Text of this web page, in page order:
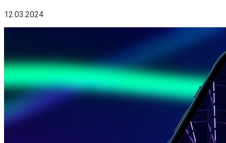
12.03.2024